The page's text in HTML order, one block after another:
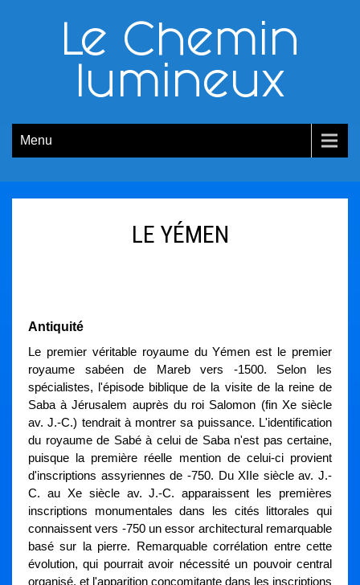
Le Chemin
lumineux
Menu
LE YÉMEN
Antiquité
Le premier véritable royaume du Yémen est le premier
royaume sabéen de Mareb vers -1500. Selon les
spécialistes, l'épisode biblique de la visite de la reine de
Saba à Jérusalem auprès du roi Salomon (fin Xe siècle
av. J.-C.) tendrait à montrer sa puissance. L'identification
du royaume de Sabé à celui de Saba n'est pas certaine,
puisque la première réelle mention de celui-ci provient
d'inscriptions assyriennes de -750. Du XIIe siècle av. J.-
C. au Xe siècle av. J.-C. apparaissent les premières
inscriptions monumentales dans les cités littorales qui
connaissent vers -750 un essor architectural remarquable
basé sur la pierre. Remarquable corrélation entre cette
évolution, qui pourrait avoir nécessité un pouvoir central
organisé, et l'apparition concomitante dans les inscriptions